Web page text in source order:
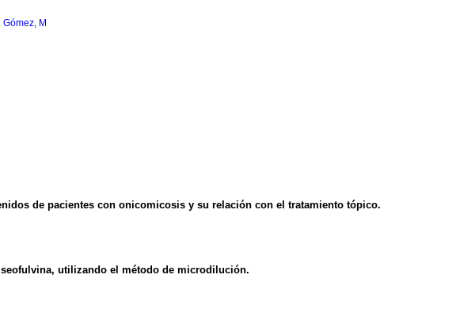
Gómez, M
de pacientes con onicomicosis y su relación con el tratamiento tópico.
utilizando el método de microdilución.